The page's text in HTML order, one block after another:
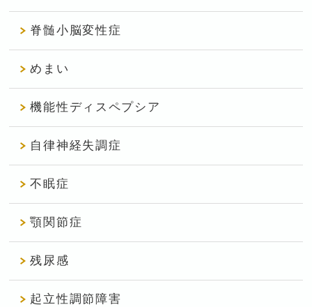
脊髄小脳変性症
めまい
機能性ディスペプシア
自律神経失調症
不眠症
顎関節症
残尿感
起立性調節障害